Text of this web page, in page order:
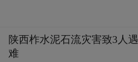
陕西柞水泥石流灾害致3人遇
难